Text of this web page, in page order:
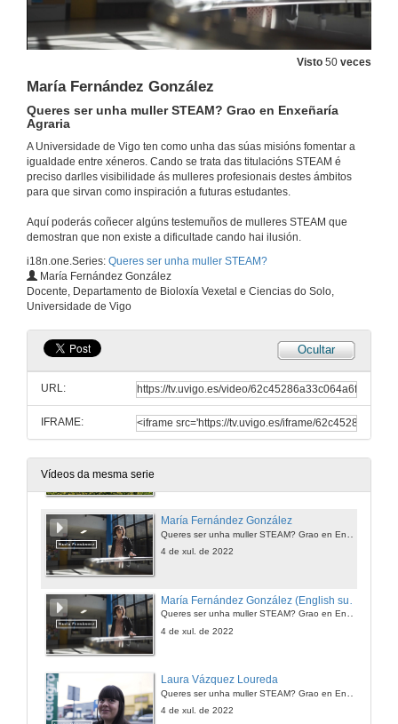
Visto 50 veces
María Fernández González
Queres ser unha muller STEAM? Grao en Enxeñaría
Agraria
A Universidade de Vigo ten como unha das súas misións fomentar a
igualdade entre xéneros. Cando se trata das titulacións STEAM é
preciso darlles visibilidade ás mulleres profesionais destes ámbitos
para que sirvan como inspiración a futuras estudantes.
Aquí poderás coñecer algúns testemuños de mulleres STEAM que
demostran que non existe a dificultade cando hai ilusión.
i18n.one.Series: Queres ser unha muller STEAM?
María Fernández González
Docente, Departamento de Bioloxía Vexetal e Ciencias do Solo,
Universidade de Vigo
Ocultar
URL:
IFRAME:
Vídeos da mesma serie
Carmen Mariño e Silvia Rivas
30 de xan. de 2023
Queres ser unha muller STEAM? Grao en Enxeñaría Agraria
4 de xul. de 2022
Do you want to be a STEAM woman? Agricultural Engineering
María Fernández González
4 de xul. de 2022
Queres ser unha muller STEAM? Grao en Enxeñaría Agraria
4 de xul. de 2022
Laura Vázquez Loureda
4 de xul. de 2022